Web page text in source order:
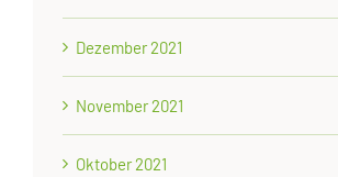
Dezember 2021
November 2021
Oktober 2021